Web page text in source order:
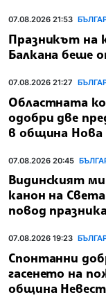
07.08.2026 21:53
Празникът на
Балкана беше
07.08.2026 21:27
Областната
одобри две
в община Нова
07.08.2026 20:45
Видинският
канон на
повод
07.08.2026 19:23
Спонтанни
гасенето на
община